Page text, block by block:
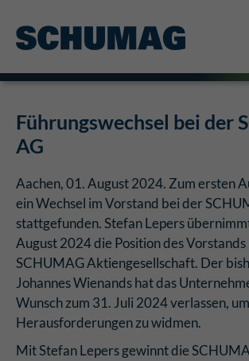
Führungswechsel bei der
AG
Aachen, 01. August 2024. Zum ersten
ein Wechsel im Vorstand bei der
stattgefunden. Stefan Lepers
August 2024 die Position des
SCHUMAG Aktiengesellschaft. Der
Johannes Wienands hat das
Wunsch zum 31. Juli 2024 verlassen,
Herausforderungen zu widmen.
Mit Stefan Lepers gewinnt die